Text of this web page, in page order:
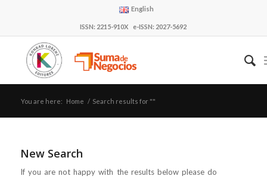
English
ISSN: 2215-910X e-ISSN: 2027-5692
You are here: Home / Search results for ""
New Search
If you are not happy with the results below please do